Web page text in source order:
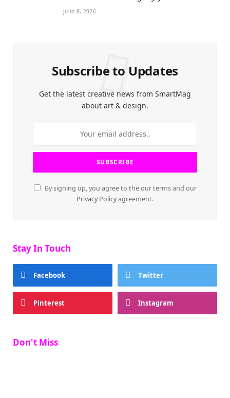
Petite 2027
julio 8, 2026
Subscribe to Updates
Get the latest creative news from SmartMag
about art & design.
By signing up, you agree to the our terms and our
Privacy Policyagreement.
Stay In Touch
Facebook Twitter
Pinterest Instagram
Don't Miss